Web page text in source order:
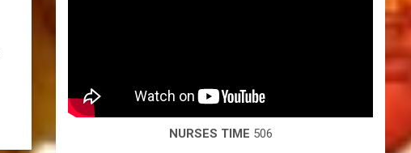
NURSES TIME 506